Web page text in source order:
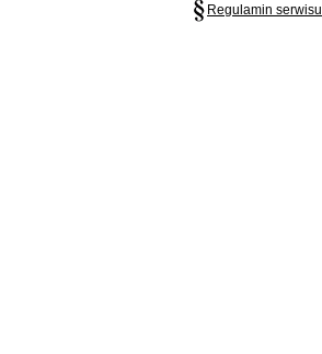
Regulamin serwisu